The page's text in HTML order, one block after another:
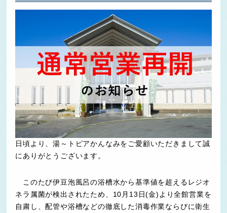
日頃より、湯～トピアかんなみをご愛顧いただきまして誠
にありがとうございます。
このたび伊豆泡風呂の浴槽水から基準値を超えるレジオ
ネラ属菌が検出されたため、10月13日(金)より全館営業を
自粛し、配管や浴槽などの徹底した消毒作業ならびに衛生